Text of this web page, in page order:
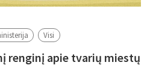
Visi
renginį apie tvarių miestų